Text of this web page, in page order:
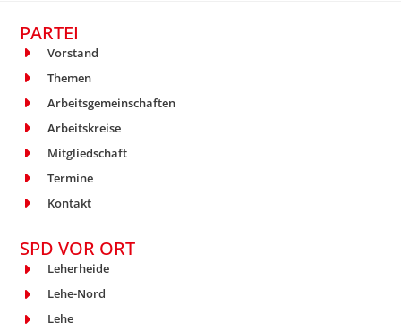
PARTEI
Vorstand
Themen
Arbeitsgemeinschaften
Arbeitskreise
Mitgliedschaft
Termine
Kontakt
SPD VOR ORT
Leherheide
Lehe-Nord
Lehe